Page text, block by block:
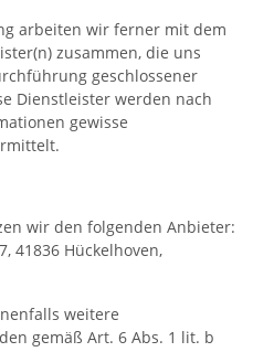
arbeiten wir ferner mit dem
zusammen, die uns
geschlossener
Dienstleister werden nach
gewisse
wir den folgenden Anbieter:
41836 Hückelhoven,
weitere
gemäß Art. 6 Abs. 1 lit. b